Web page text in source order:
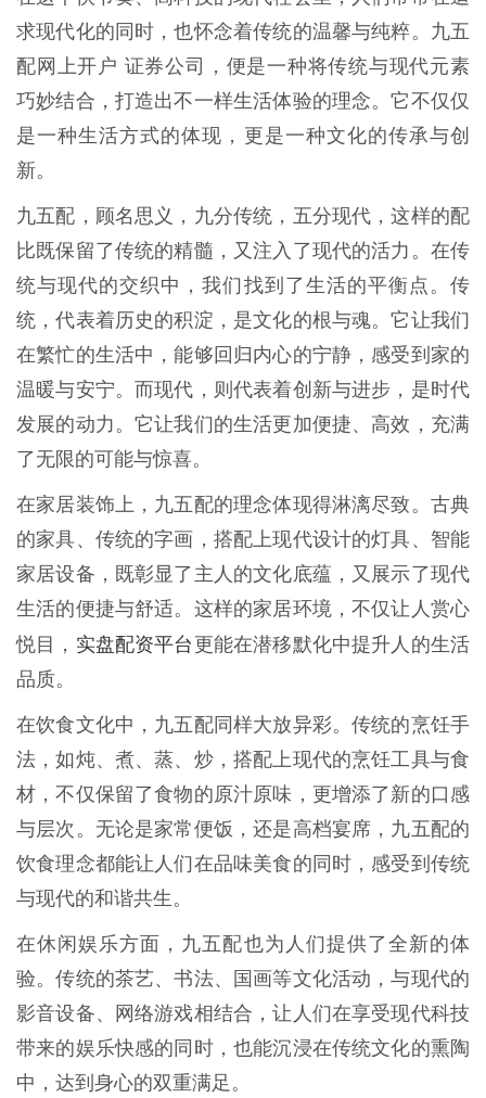
求现代化的同时，也怀念着传统的温馨与纯粹。九五
配网上开户 证券公司，便是一种将传统与现代元素
巧妙结合，打造出不一样生活体验的理念。它不仅仅
是一种生活方式的体现，更是一种文化的传承与创
新。
九五配，顾名思义，九分传统，五分现代，这样的配
比既保留了传统的精髓，又注入了现代的活力。在传
统与现代的交织中，我们找到了生活的平衡点。传
统，代表着历史的积淀，是文化的根与魂。它让我们
在繁忙的生活中，能够回归内心的宁静，感受到家的
温暖与安宁。而现代，则代表着创新与进步，是时代
发展的动力。它让我们的生活更加便捷、高效，充满
了无限的可能与惊喜。
在家居装饰上，九五配的理念体现得淋漓尽致。古典
的家具、传统的字画，搭配上现代设计的灯具、智能
家居设备，既彰显了主人的文化底蕴，又展示了现代
生活的便捷与舒适。这样的家居环境，不仅让人赏心
悦目， 实盘配资平台 更能在潜移默化中提升人的生活
品质。
在饮食文化中，九五配同样大放异彩。传统的烹饪手
法，如炖、煮、蒸、炒，搭配上现代的烹饪工具与食
材，不仅保留了食物的原汁原味，更增添了新的口感
与层次。无论是家常便饭，还是高档宴席，九五配的
饮食理念都能让人们在品味美食的同时，感受到传统
与现代的和谐共生。
在休闲娱乐方面，九五配也为人们提供了全新的体
验。传统的茶艺、书法、国画等文化活动，与现代的
影音设备、网络游戏相结合，让人们在享受现代科技
带来的娱乐快感的同时，也能沉浸在传统文化的熏陶
中，达到身心的双重满足。